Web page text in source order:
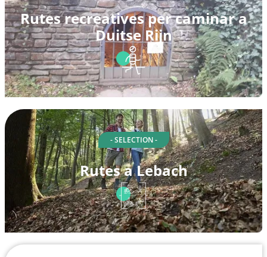
Rutes recreatives per caminar a
Duitse Rijn
- SELECTION -
Rutes a Lebach